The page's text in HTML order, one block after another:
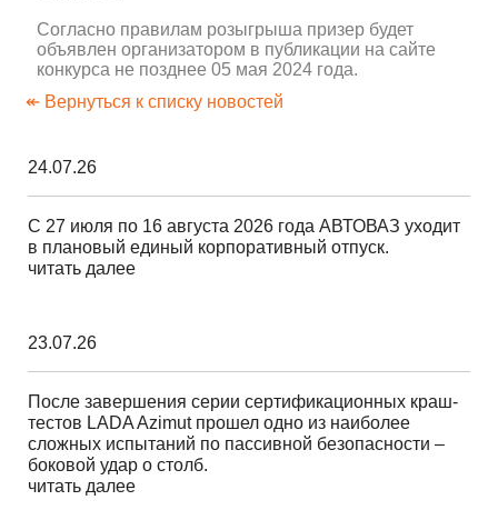
Согласно правилам розыгрыша призер будет
объявлен организатором в публикации на сайте
конкурса не позднее 05 мая 2024 года.
↞ Вернуться к списку новостей
24.07.26
С 27 июля по 16 августа 2026 года АВТОВАЗ уходит
в плановый единый корпоративный отпуск.
читать далее
23.07.26
После завершения серии сертификационных краш-
тестов LADA Azimut прошел одно из наиболее
сложных испытаний по пассивной безопасности –
боковой удар о столб.
читать далее